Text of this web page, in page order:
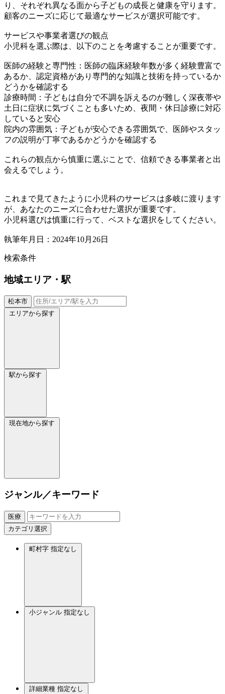
り、それぞれ異なる面から子どもの成長と健康を守ります。
顧客のニーズに応じて最適なサービスが選択可能です。
サービスや事業者選びの観点
小児科を選ぶ際は、以下のことを考慮することが重要です。
医師の経験と専門性：医師の臨床経験年数が多く経験豊富で
あるか、認定資格があり専門的な知識と技術を持っているか
どうかを確認する
診療時間：子どもは自分で不調を訴えるのが難しく深夜帯や
土日に症状に気づくことも多いため、夜間・休日診療に対応
していると安心
院内の雰囲気：子どもが安心できる雰囲気で、医師やスタッ
フの説明が丁寧であるかどうかを確認する
これらの観点から慎重に選ぶことで、信頼できる事業者と出
会えるでしょう。
これまで見てきたように小児科のサービスは多岐に渡ります
が、あなたのニーズに合わせた選択が重要です。
小児科選びは慎重に行って、ベストな選択をしてください。
執筆年月日：2024年10月26日
検索条件
地域エリア・駅
松本市
エリアから探す
駅から探す
現在地から探す
ジャンル／キーワード
医療
カテゴリ選択
町村字 指定なし
小ジャンル 指定なし
詳細業種 指定なし